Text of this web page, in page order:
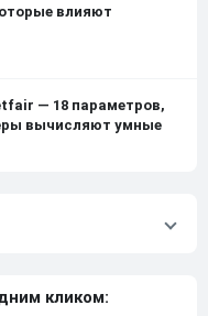
влияют
— 18 параметров,
вычисляют умные
кликом: